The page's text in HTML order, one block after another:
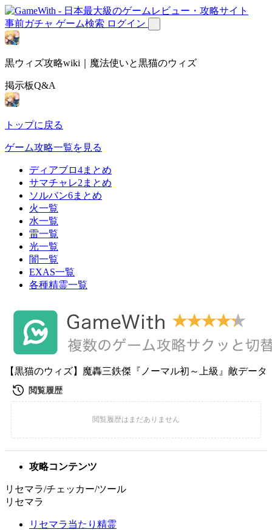
事前ガチャ ゲーム検索 ログイン
黒ウィズ攻略wiki｜魔法使いと黒猫のウィズ
掲示板Q&A
トップに戻る
ゲーム攻略一覧を見る
ディアブロ4まとめ
サマチャレ2まとめ
ソルバン6まとめ
火一覧
水一覧
雷一覧
光一覧
闇一覧
EXAS一覧
各種精霊一覧
【黒猫のウィズ】魔轟三鉄傑『ノーマル初～上級』敵データ
攻略コンテンツ
リセマラ/チェッカー/ツール
リセマラ
リセマラ当たり精霊